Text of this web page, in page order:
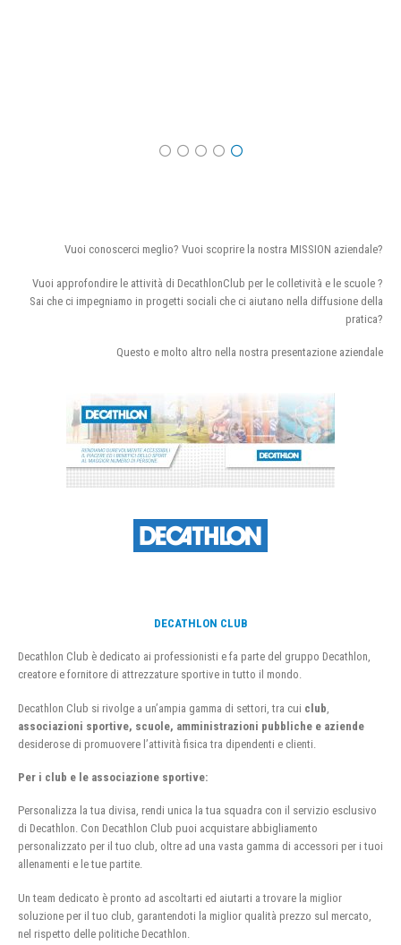
Vuoi conoscerci meglio? Vuoi scoprire la nostra MISSION aziendale?
Vuoi approfondire le attività di DecathlonClub per le colletività e le scuole ?
Sai che ci impegniamo in progetti sociali che ci aiutano nella diffusione della
pratica?
Questo e molto altro nella nostra presentazione aziendale
DECATHLON CLUB
Decathlon Club è dedicato ai professionisti e fa parte del gruppo Decathlon,
creatore e fornitore di attrezzature sportive in tutto il mondo.
Decathlon Club si rivolge a un’ampia gamma di settori, tra cui club
associazioni sportive, scuole, amministrazioni pubbliche e aziende
desiderose di promuovere l’attività fisica tra dipendenti e clienti.
Per i club e le associazione sportive:
Personalizza la tua divisa, rendi unica la tua squadra con il servizio esclusivo
di Decathlon. Con Decathlon Club puoi acquistare abbigliamento
personalizzato per il tuo club, oltre ad una vasta gamma di accessori per i tuoi
allenamenti e le tue partite.
Un team dedicato è pronto ad ascoltarti ed aiutarti a trovare la miglior
soluzione per il tuo club, garantendoti la miglior qualità prezzo sul mercato,
nel rispetto delle politiche Decathlon.